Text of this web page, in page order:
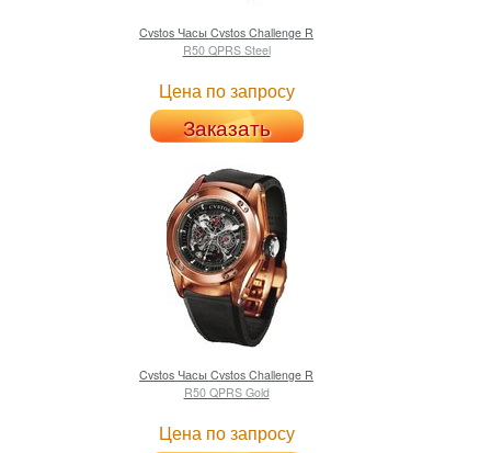
Cvstos Часы Cvstos Challenge R
R50 QPRS Steel
Цена по запросу
Заказать
Cvstos Часы Cvstos Challenge R
R50 QPRS Gold
Цена по запросу